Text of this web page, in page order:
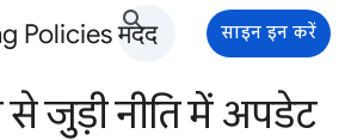
Policies मदद साइन इन करें
जुड़ी नीति में अपडेट